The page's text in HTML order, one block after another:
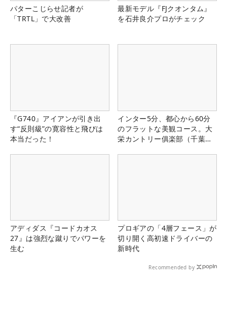
パターこじらせ記者が
「TRTL」で大改善
最新モデル『FJクオンタム』
を石井良介プロがチェック
『G740』アイアンが引き出
す“反則級”の寛容性と飛びは
本当だった！
インター5分、都心から60分
のフラットな美観コース。大
栄カントリー俱楽部（千葉
アディダス『コードカオス
27』は強烈な蹴りでパワーを
生む
プロギアの「4層フェース」が
切り開く高初速ドライバーの
新時代
Recommended by